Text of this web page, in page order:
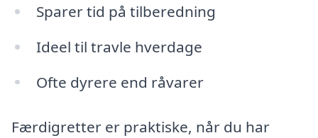
Sparer tid på tilberedning
Ideel til travle hverdage
Ofte dyrere end råvarer
Færdigretter er praktiske, når du har